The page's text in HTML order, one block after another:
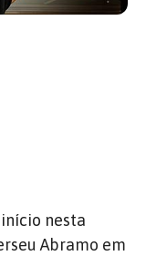
nesta
Abramo em